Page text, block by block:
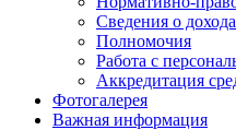
Сведения о
Полномочия
Работа с
Аккредитация
Фотогалерея
Важная информация